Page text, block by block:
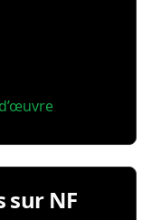
sur NF